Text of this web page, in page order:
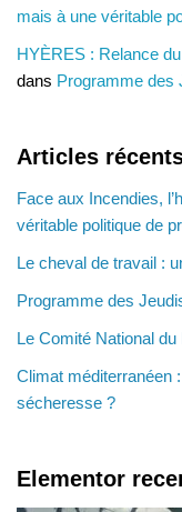
mais à une véritable
HYÈRES : Relance
dans Programme des
Articles
Face aux Incendies,
véritable politique de
Le cheval de travail :
Programme des
Le Comité National
Climat méditerranéen
sécheresse ?
Elementor